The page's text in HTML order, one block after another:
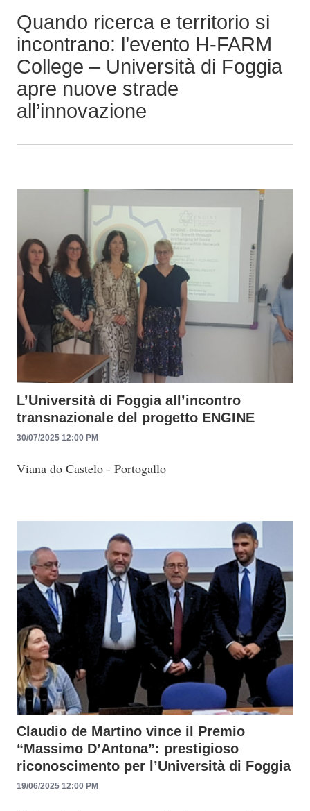
i
n
c
a
Quando ricerca e territorio si
incontrano: l’evento H-FARM
College – Università di Foggia
apre nuove strade
all’innovazione
L’Università di Foggia all’incontro
transnazionale del progetto ENGINE
30/07/2025 12:00 PM
Viana do Castelo - Portogallo
Claudio de Martino vince il Premio
“Massimo D’Antona”: prestigioso
riconoscimento per l’Università di Foggia
19/06/2025 12:00 PM